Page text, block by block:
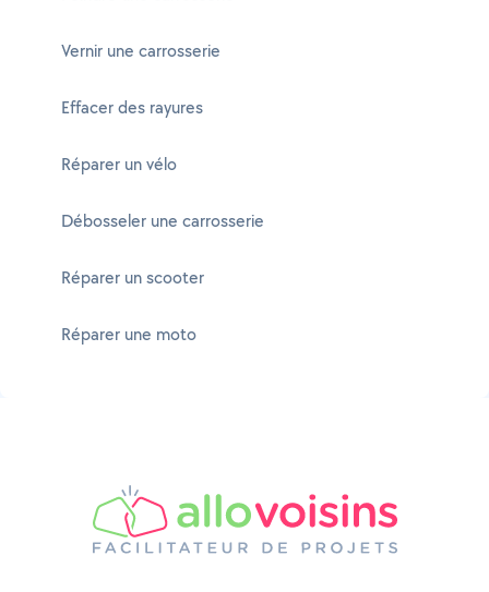
Vernir une carrosserie
Effacer des rayures
Réparer un vélo
Débosseler une carrosserie
Réparer un scooter
Réparer une moto